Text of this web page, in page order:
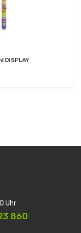
DISPLAY
Uhr
860